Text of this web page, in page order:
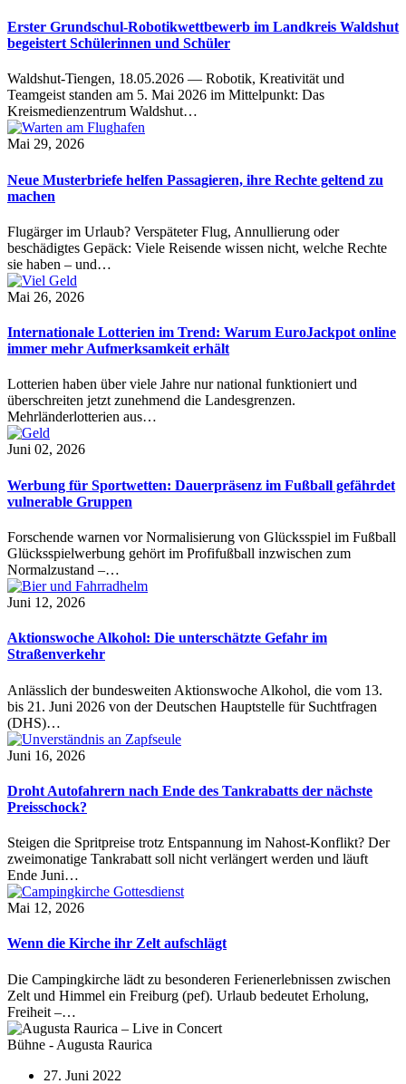
Erster Grundschul-Robotikwettbewerb im Landkreis Waldshut
begeistert Schülerinnen und Schüler
Waldshut-Tiengen, 18.05.2026 — Robotik, Kreativität und
Teamgeist standen am 5. Mai 2026 im Mittelpunkt: Das
Kreismedienzentrum Waldshut…
Mai 29, 2026
Neue Musterbriefe helfen Passagieren, ihre Rechte geltend zu
machen
Flugärger im Urlaub? Verspäteter Flug, Annullierung oder
beschädigtes Gepäck: Viele Reisende wissen nicht, welche Rechte
sie haben – und…
Mai 26, 2026
Internationale Lotterien im Trend: Warum EuroJackpot online
immer mehr Aufmerksamkeit erhält
Lotterien haben über viele Jahre nur national funktioniert und
überschreiten jetzt zunehmend die Landesgrenzen.
Mehrländerlotterien aus…
Juni 02, 2026
Werbung für Sportwetten: Dauerpräsenz im Fußball gefährdet
vulnerable Gruppen
Forschende warnen vor Normalisierung von Glücksspiel im Fußball
Glücksspielwerbung gehört im Profifußball inzwischen zum
Normalzustand –…
Juni 12, 2026
Aktionswoche Alkohol: Die unterschätzte Gefahr im
Straßenverkehr
Anlässlich der bundesweiten Aktionswoche Alkohol, die vom 13.
bis 21. Juni 2026 von der Deutschen Hauptstelle für Suchtfragen
(DHS)…
Juni 16, 2026
Droht Autofahrern nach Ende des Tankrabatts der nächste
Preisschock?
Steigen die Spritpreise trotz Entspannung im Nahost-Konflikt? Der
zweimonatige Tankrabatt soll nicht verlängert werden und läuft
Ende Juni…
Mai 12, 2026
Wenn die Kirche ihr Zelt aufschlägt
Die Campingkirche lädt zu besonderen Ferienerlebnissen zwischen
Zelt und Himmel ein Freiburg (pef). Urlaub bedeutet Erholung,
Freiheit –…
Bühne - Augusta Raurica
27. Juni 2022